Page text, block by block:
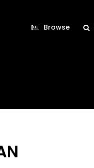
Browse